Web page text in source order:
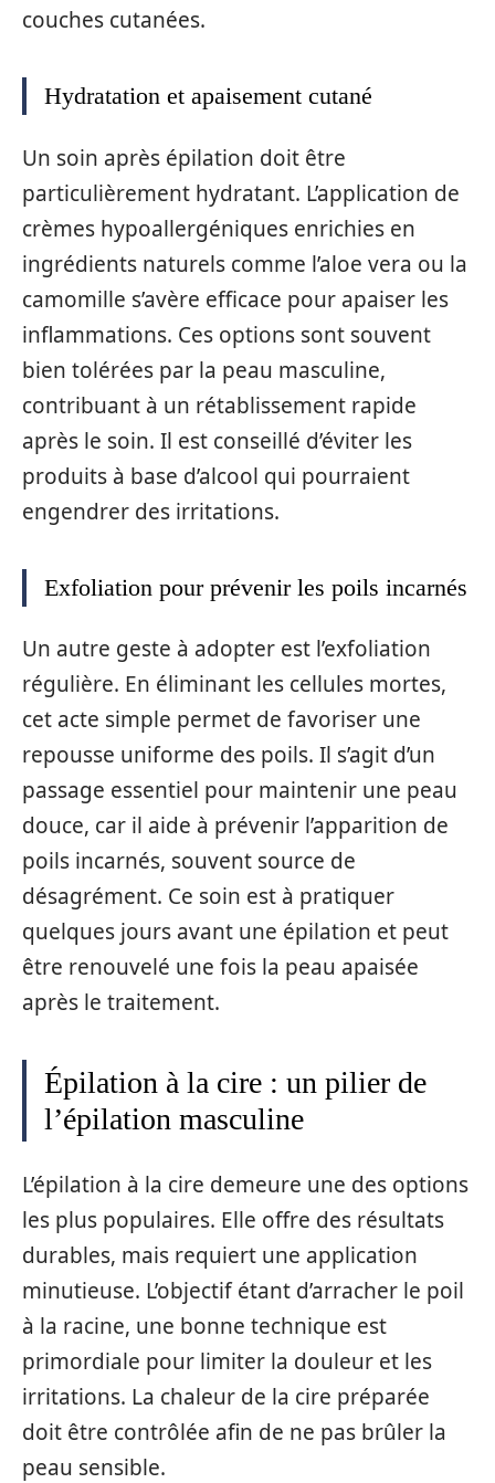
couches cutanées.
Hydratation et apaisement cutané
Un soin après épilation doit être
particulièrement hydratant. L’application de
crèmes hypoallergéniques enrichies en
ingrédients naturels comme l’aloe vera ou la
camomille s’avère efficace pour apaiser les
inflammations. Ces options sont souvent
bien tolérées par la peau masculine,
contribuant à un rétablissement rapide
après le soin. Il est conseillé d’éviter les
produits à base d’alcool qui pourraient
engendrer des irritations.
Exfoliation pour prévenir les poils incarnés
Un autre geste à adopter est l’exfoliation
régulière. En éliminant les cellules mortes,
cet acte simple permet de favoriser une
repousse uniforme des poils. Il s’agit d’un
passage essentiel pour maintenir une peau
douce, car il aide à prévenir l’apparition de
poils incarnés, souvent source de
désagrément. Ce soin est à pratiquer
quelques jours avant une épilation et peut
être renouvelé une fois la peau apaisée
après le traitement.
Épilation à la cire : un pilier de
l’épilation masculine
L’épilation à la cire demeure une des options
les plus populaires. Elle offre des résultats
durables, mais requiert une application
minutieuse. L’objectif étant d’arracher le poil
à la racine, une bonne technique est
primordiale pour limiter la douleur et les
irritations. La chaleur de la cire préparée
doit être contrôlée afin de ne pas brûler la
peau sensible.